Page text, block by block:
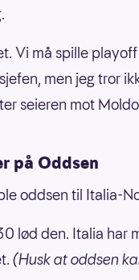
Vi må spille
men jeg tror
seieren mot
på Oddsen
oddsen til Italia-
lød den. Italia har
(Husk at oddsen